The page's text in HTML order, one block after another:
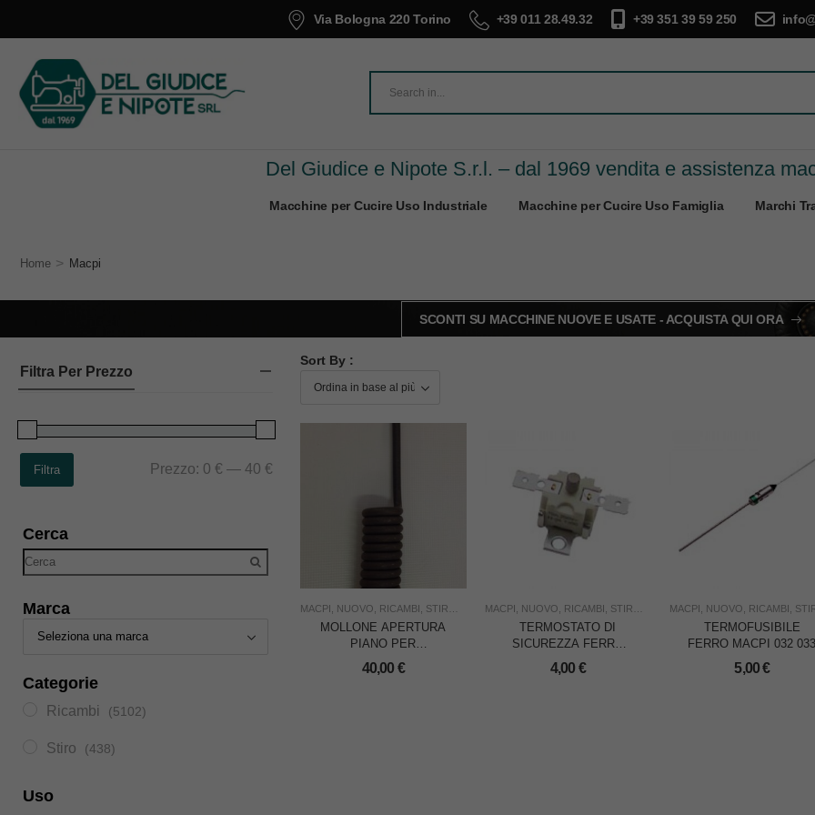
Via Bologna 220 Torino +39 011 28.49.32 +39 351 39 59 250
Del Giudice e Nipote S.r.l. – dal 1969 vendita e assistenza
Macchine per Cucire Uso Industriale Macchine per Cucire Uso Famiglia Marchi
Home > Macpi
SCONTI SU MACCHINE NUOVE E USATE - ACQUISTA QUI ORA
Filtra Per Prezzo
Filtra Prezzo: 0 € — 40 €
Cerca
Marca
Categorie
Ricambi (5102)
Stiro (438)
Uso
Sort By :
MACPI NUOVO RICAMBI STIRO USO INDUSTRIA
MOLLONE APERTURA
PIANO PER
PRESSETTA MACPI
CL.267 = MAX STIR
40,00 €
MACPI NUOVO RICAMBI STIRO USO FAMIGLIA ,USO INDUSTRIA
TERMOSTATO DI
SICUREZZA FERRO
MACPI 032 033 TIPO
VECCHIO
4,00 €
MACPI NUOVO RICAMBI
TERMOFUSIBILE
FERRO MACPI 032 033
5,00€